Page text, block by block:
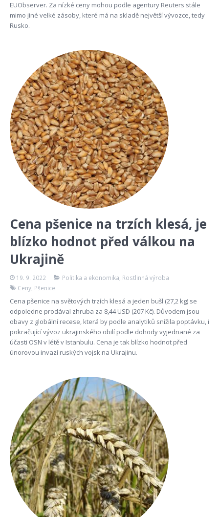
EUObserver. Za nízké ceny mohou podle agentury Reuters stále
mimo jiné velké zásoby, které má na skladě největší vývozce, tedy
Rusko.
Cena pšenice na trzích klesá, je
blízko hodnot před válkou na
Ukrajině
19. 9. 2022 Politika a ekonomika, Rostlinná výroba
Ceny Pšenice
Cena pšenice na světových trzích klesá a jeden bušl (27,2 kg) se
odpoledne prodával zhruba za 8,44 USD (207 Kč). Důvodem jsou
obavy z globální recese, která by podle analytiků snížila poptávku, i
pokračující vývoz ukrajinského obilí podle dohody vyjednané za
účasti OSN v létě v Istanbulu. Cena je tak blízko hodnot před
únorovou invazí ruských vojsk na Ukrajinu.